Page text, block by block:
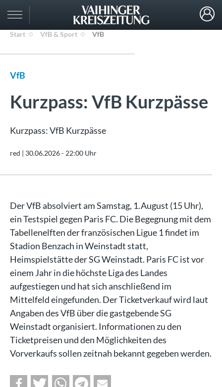
Start VfB & Sport VfB
VfB
Kurzpass: VfB Kurzpässe
Kurzpass: VfB Kurzpässe
red | 30.06.2026 - 22:00 Uhr
Der VfB absolviert am Samstag, 1. August (15 Uhr),
ein Testspiel gegen Paris FC. Die Begegnung mit dem
Tabellenelften der französischen Ligue 1 findet im
Stadion Benzach in Weinstadt statt,
Heimspielstätte der SG Weinstadt. Paris FC ist vor
einem Jahr in die höchste Liga des Landes
aufgestiegen und hat sich anschließend im
Mittelfeld eingefunden. Der Ticketverkauf wird laut
Angaben des VfB über die gastgebende SG
Weinstadt organisiert. Informationen zu den
Ticketpreisen und den Möglichkeiten des
Vorverkaufs sollen zeitnah bekannt gegeben werden.